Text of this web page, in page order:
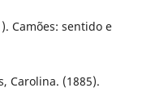
Camões: sentido e
Carolina. (1885).